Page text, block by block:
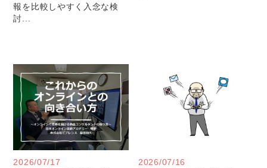
報を比較しやすく入念な検
討...
2026/07/17 2026/07/16